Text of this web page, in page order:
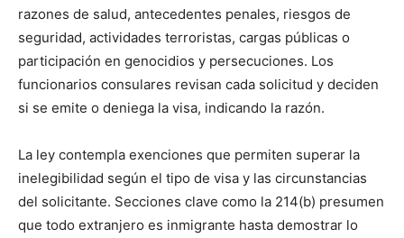
razones de salud, antecedentes penales, riesgos de
seguridad, actividades terroristas, cargas públicas o
participación en genocidios y persecuciones. Los
funcionarios consulares revisan cada solicitud y deciden
si se emite o deniega la visa, indicando la razón.
La ley contempla exenciones que permiten superar la
inelegibilidad según el tipo de visa y las circunstancias
del solicitante. Secciones clave como la 214(b) presumen
que todo extranjero es inmigrante hasta demostrar lo